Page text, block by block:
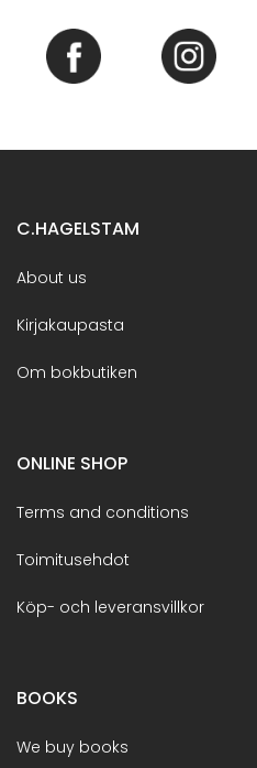
C.HAGELSTAM
About us
Kirjakaupasta
Om bokbutiken
ONLINE SHOP
Terms and conditions
Toimitusehdot
Köp- och leveransvillkor
BOOKS
We buy books